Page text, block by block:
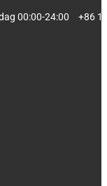
00:00-24:00 +86